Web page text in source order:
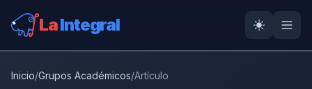
LaIntegral
Inicio/Grupos Académicos/Artículo